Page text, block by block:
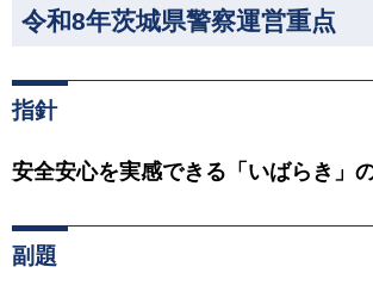
令和8年茨城県警察運営重点
指針
安全安心を実感できる「いばらき」
副題